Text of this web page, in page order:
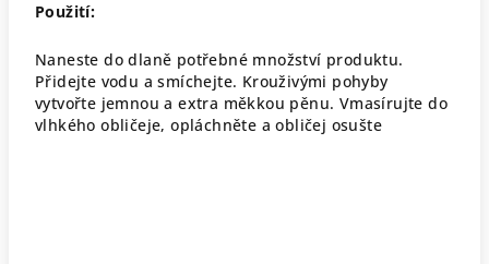
Použití:
Naneste do dlaně potřebné množství produktu.
Přidejte vodu a smíchejte. Krouživými pohyby
vytvořte jemnou a extra měkkou pěnu. Vmasírujte do
vlhkého obličeje, opláchněte a obličej osušte